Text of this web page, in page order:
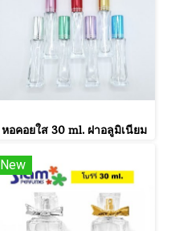
หอคอยใส 30 ml. ฝาอลูมิเนียม
New